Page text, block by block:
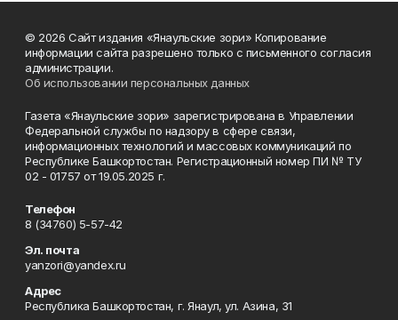
© 2026 Сайт издания «Янаульские зори» Копирование
информации сайта разрешено только с письменного согласия
администрации.
Об использовании персональных данных
Газета «Янаульские зори» зарегистрирована в Управлении
Федеральной службы по надзору в сфере связи,
информационных технологий и массовых коммуникаций по
Республике Башкортостан. Регистрационный номер ПИ № ТУ
02 - 01757 от 19.05.2025 г.
Телефон
8 (34760) 5-57-42
Эл. почта
yanzori@yandex.ru
Адрес
Республика Башкортостан, г. Янаул, ул. Азина, 31